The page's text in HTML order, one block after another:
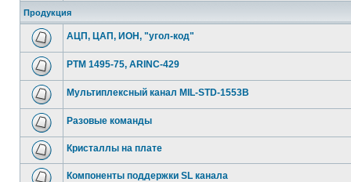
Продукция
АЦП, ЦАП, ИОН, "угол-код"
РТМ 1495-75, ARINC-429
Мультиплексный канал MIL-STD-1553B
Разовые команды
Кристаллы на плате
Компоненты поддержки SL канала